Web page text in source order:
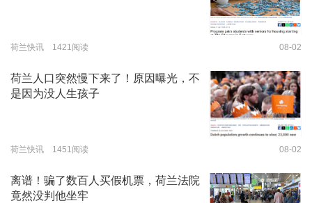
荷兰快讯 1421阅读 08-02
荷兰人口突然慢下来了！原因曝光，不
是因为没人生孩子
荷兰快讯 1451阅读 08-02
离谱！骗了数百人买假机票，荷兰法院
竟然没判他坐牢